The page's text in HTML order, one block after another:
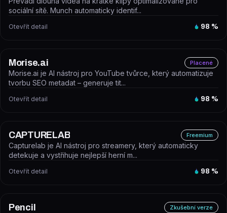
sociální sítě. Munch automaticky identif...
Otevřít detail 98 %
Morise.ai Placené
Morise.ai je AI nástroj pro YouTube tvůrce, který automatizuje
tvorbu SEO metadat – generuje tit...
Otevřít detail 98 %
CAPTURELAB Freemium
Capturelab je AI nástroj pro streamery, který automaticky
detekuje a vystřihuje nejlepší herní m...
Otevřít detail 98 %
Pencil Zkušební verze